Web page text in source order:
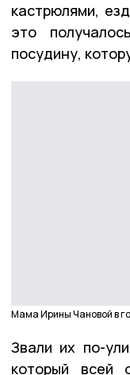
кастрюлями,
это
посудину,
Мама Ирины Чановой в
Звали их по-
который всей